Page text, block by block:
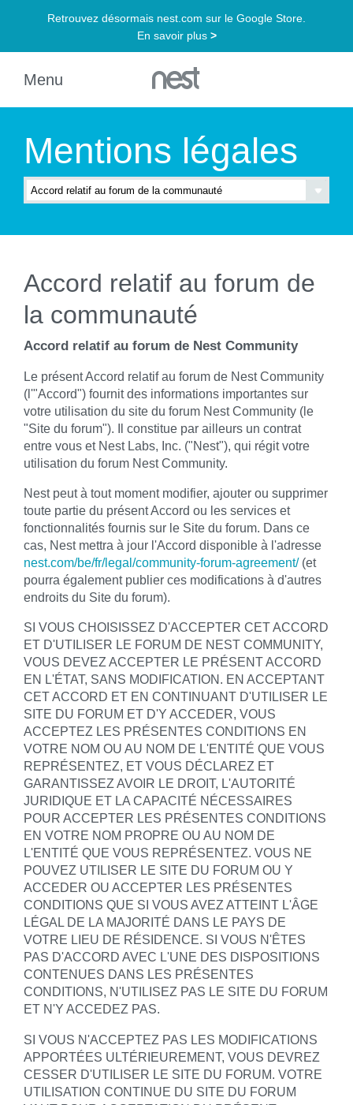
Mentions légales
Accord relatif au forum de
la communauté
Accord relatif au forum de Nest Community
Le présent Accord relatif au forum de Nest Community
(l'"Accord") fournit des informations importantes sur
votre utilisation du site du forum Nest Community (le
"Site du forum"). Il constitue par ailleurs un contrat
entre vous et Nest Labs, Inc. ("Nest"), qui régit votre
utilisation du forum Nest Community.
Nest peut à tout moment modifier, ajouter ou supprimer
toute partie du présent Accord ou les services et
fonctionnalités fournis sur le Site du forum. Dans ce
cas, Nest mettra à jour l'Accord disponible à l'adresse
nest.com/be/fr/legal/community-forum-agreement/(et
pourra également publier ces modifications à d'autres
endroits du Site du forum).
SI VOUS CHOISISSEZ D'ACCEPTER CET ACCORD
ET D'UTILISER LE FORUM DE NEST COMMUNITY,
VOUS DEVEZ ACCEPTER LE PRÉSENT ACCORD
EN L'ÉTAT, SANS MODIFICATION. EN ACCEPTANT
CET ACCORD ET EN CONTINUANT D'UTILISER LE
SITE DU FORUM ET D'Y ACCEDER, VOUS
ACCEPTEZ LES PRÉSENTES CONDITIONS EN
VOTRE NOM OU AU NOM DE L'ENTITÉ QUE VOUS
REPRÉSENTEZ, ET VOUS DÉCLAREZ ET
GARANTISSEZ AVOIR LE DROIT, L'AUTORITÉ
JURIDIQUE ET LA CAPACITÉ NÉCESSAIRES
POUR ACCEPTER LES PRÉSENTES CONDITIONS
EN VOTRE NOM PROPRE OU AU NOM DE
L'ENTITÉ QUE VOUS REPRÉSENTEZ. VOUS NE
POUVEZ UTILISER LE SITE DU FORUM OU Y
ACCEDER OU ACCEPTER LES PRÉSENTES
CONDITIONS QUE SI VOUS AVEZ ATTEINT L'ÂGE
LÉGAL DE LA MAJORITÉ DANS LE PAYS DE
VOTRE LIEU DE RÉSIDENCE. SI VOUS N'ÊTES
PAS D'ACCORD AVEC L'UNE DES DISPOSITIONS
CONTENUES DANS LES PRÉSENTES
CONDITIONS, N'UTILISEZ PAS LE SITE DU FORUM
ET N'Y ACCEDEZ PAS.
SI VOUS N'ACCEPTEZ PAS LES MODIFICATIONS
APPORTÉES ULTÉRIEUREMENT, VOUS DEVREZ
CESSER D'UTILISER LE SITE DU FORUM. VOTRE
UTILISATION CONTINUE DU SITE DU FORUM